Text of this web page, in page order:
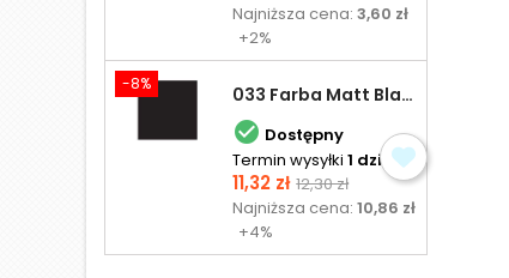
podstawowa
Najniższa cena:3,60 zł
+2%
-8% 033 Farba Matt Black - olejna
 Dostępny
Termin wysyłki 1 dzień
Cena
11,32 zł Cena
podstawowa
12,30 zł
Najniższa cena:10,86 zł
+4%